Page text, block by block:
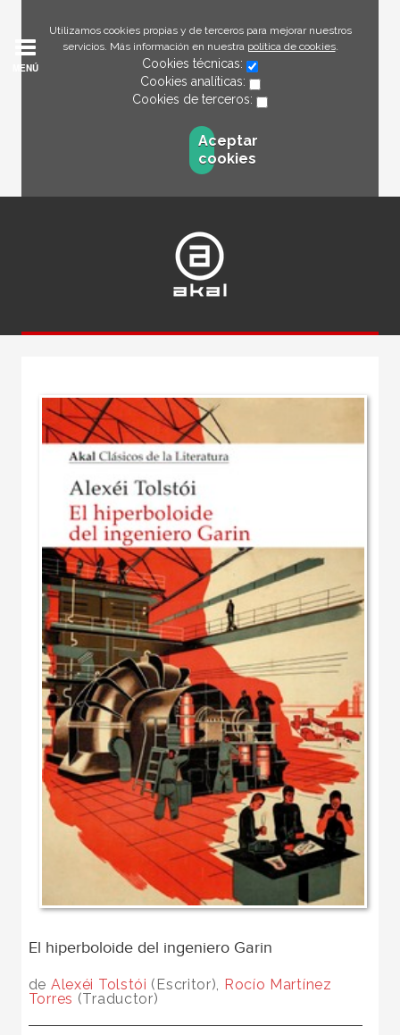
Utilizamos cookies propias y de terceros para mejorar nuestros
servicios. Más información en nuestra política de cookies.
Cookies técnicas:
Cookies analíticas:
Cookies de terceros:
Aceptar
cookies
MENÚ
El hiperboloide del ingeniero Garin
de Alexéi Tolstói (Escritor), Rocío Martínez
Torres (Traductor)